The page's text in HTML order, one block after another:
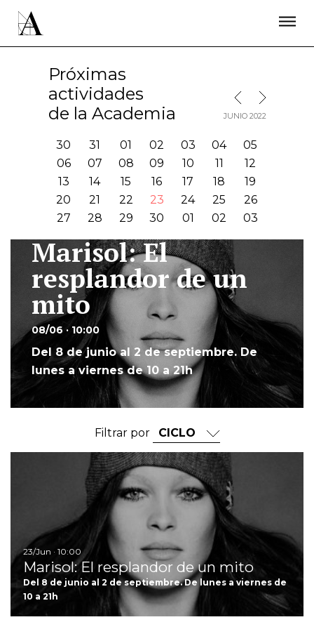
Próximas
actividades
de la Academia
MES ANTERIOR
MES SIGUIENTE
JUNIO 2022
30 31 01 02 03 04
05
06
07 08 09 10 11
12
13
14 15 16 17 18
19
20
21 22 23 24 25
26
27
28 29 30 01 02 03
Marisol: El
resplandor de un
mito
08/06 · 10:00
Del 8 de junio al 2 de septiembre. De
lunes a viernes de 10 a 21h
Filtrar por
23/Jun · 10:00
Marisol: El resplandor de un mito
Del 8 de junio al 2 de septiembre. De lunes a viernes de
10 a 21h
ÚNETE A LA ACADEMIA DE CINE
PRENSA
NEWSLETTER